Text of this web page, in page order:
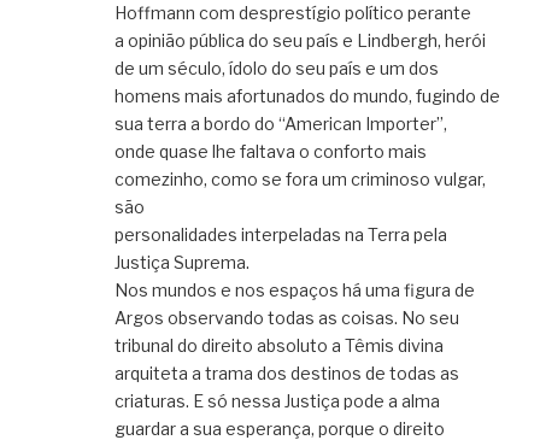
Hoffmann com desprestígio político perante
a opinião pública do seu país e Lindbergh, herói
de um século, ídolo do seu país e um dos
homens mais afortunados do mundo, fugindo de
sua terra a bordo do “American Importer”,
onde quase lhe faltava o conforto mais
comezinho, como se fora um criminoso vulgar,
são
personalidades interpeladas na Terra pela
Justiça Suprema.
Nos mundos e nos espaços há uma figura de
Argos observando todas as coisas. No seu
tribunal do direito absoluto a Têmis divina
arquiteta a trama dos destinos de todas as
criaturas. E só nessa Justiça pode a alma
guardar a sua esperança, porque o direito